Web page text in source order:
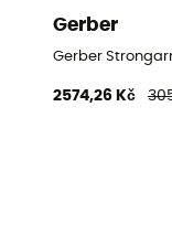
Gerber
Gerber
2574,26 Kč